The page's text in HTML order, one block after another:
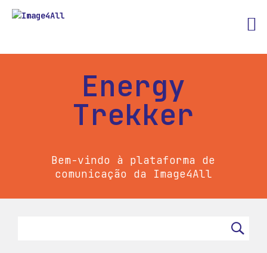
Energy
Trekker
Bem-vindo à plataforma de
comunicação da Image4All